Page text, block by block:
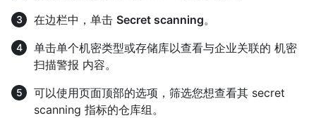
在边栏中，单击 Secret scanning。
单击单个机密类型或存储库以查看与企业关联的 机密
扫描警报 内容。
可以使用页面顶部的选项，筛选您想查看其 secret
scanning 指标的仓库组。